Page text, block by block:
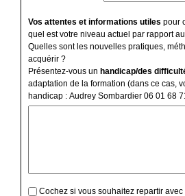
Vos attentes et informations utiles pour
quel est votre niveau actuel par rapport
Quelles sont les nouvelles pratiques,
acquérir ?
Présentez-vous un handicap/des
adaptation de la formation (dans ce cas,
handicap : Audrey Sombardier 06 01 68
Cochez si vous souhaitez repartir